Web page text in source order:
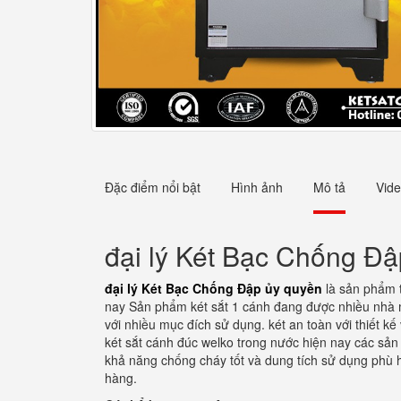
Đặc điểm nổi bật Hình ảnh Mô tả
đại lý Két Bạc Chống
đại lý Két Bạc Chống Đập ủy quyền là sản phẩm
nay Sản phẩm két sắt 1 cánh đang được nhiều
với nhiều mục đích sử dụng. két an toàn với thiết
két sắt cánh đúc welko trong nước hiện nay các
khả năng chống cháy tốt và dung tích sử dụng
hàng.